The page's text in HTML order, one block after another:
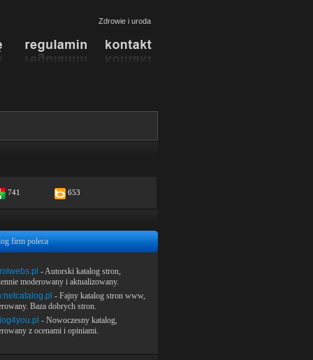
Zdrowie i uroda
741 653
firm poleca
- Autorski katalog stron,
moderowany i aktualizowany.
- Fajny katalog stron www,
Baza dobrych stron.
- Nowoczesny katalog,
z ocenami i opiniami.